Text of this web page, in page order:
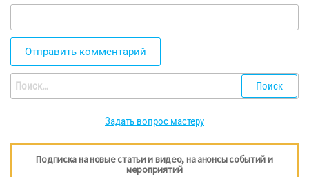
Найти:
Задать вопрос мастеру
Подписка на новые статьи и видео, на анонсы событий и
мероприятий